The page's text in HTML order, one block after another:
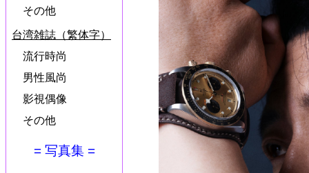
その他
台湾雑誌（繁体字）
流行時尚
男性風尚
影視偶像
その他
= 写真集 =